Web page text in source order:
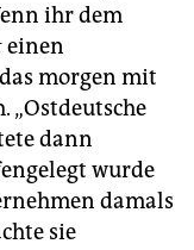
ihr dem
einen
morgen mit
„Ostdeutsche
dann
wurde
damals
sie